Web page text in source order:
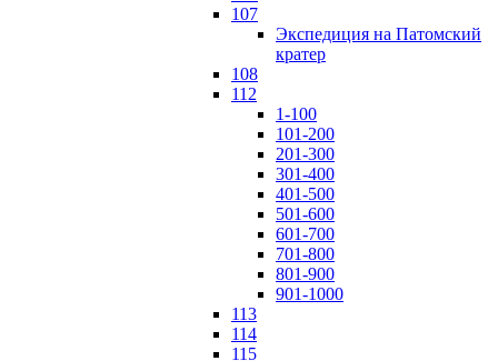
107
Экспедиция на Патомский
кратер
108
112
1-100
101-200
201-300
301-400
401-500
501-600
601-700
701-800
801-900
901-1000
113
114
115